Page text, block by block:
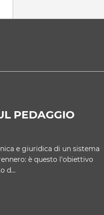
PEDAGGIO
e giuridica di un sistema
è questo l'obiettivo
d…